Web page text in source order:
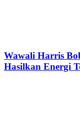
Wawali Harris
Hasilkan Energi